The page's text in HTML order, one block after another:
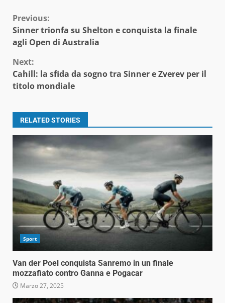
Continue
Reading
Previous:
Sinner trionfa su Shelton e conquista la finale
agli Open di Australia
Next:
Cahill: la sfida da sogno tra Sinner e Zverev per il
titolo mondiale
RELATED STORIES
Sport
Van der Poel conquista Sanremo in un finale
mozzafiato contro Ganna e Pogacar
Marzo 27, 2025